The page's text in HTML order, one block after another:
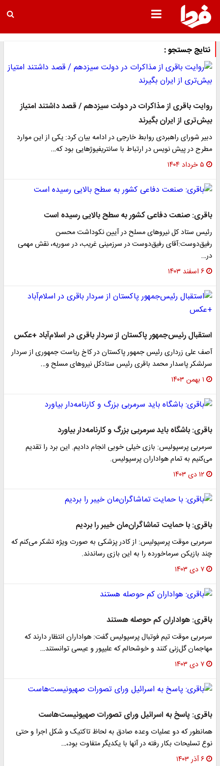
نتایج جستجو :
روایت باقری از مذاکرات در دولت سیزدهم / قصد داشتند امتیاز
بیش‌تری از ایران بگیرند
دبیر شورای راهبردی روابط خارجی در ادامه بیان کرد: یکی از این موارد
مطرح در پیش نویس در ارتباط با سانتریفیوژهایی بود که…
۵ خرداد ۱۴۰۴
باقری: صنعت دفاعی کشور به سطح بالایی رسیده است
رئیس ستاد کل نیرو‌های مسلح در ‌آیین نکوداشت محسن
رفیق‌دوست:آقای رفیق‌دوست در سرزمینی غریب، در سوریه، نقش مهمی
در…
۶ اسفند ۱۴۰۳
استقبال رئیس‌جمهور پاکستان از سردار باقری در اسلام‌آباد +عکس
آصف علی زرداری رئیس جمهور پاکستان در کاخ ریاست جمهوری از سردار
سرلشکر پاسدار محمد باقری رئیس ستادکل نیروهای مسلح و…
۱ بهمن ۱۴۰۳
باقری: باشگاه باید سرمربی بزرگ و کارنامه‌دار بیاورد
سرمربی پرسپولیس: بازی خیلی خوبی انجام دادیم. این برد را تقدیم
می‌کنیم به تمام هواداران پرسپولیس.
۱۲ دی ۱۴۰۳
باقری: با حمایت تماشاگران‌مان خیبر را بردیم
سرمربی موقت پرسپولیس: از کادر پزشکی به صورت ویژه تشکر می‌کنم که
چند بازیکن سرماخورده را به این بازی رساندند.
۷ دی ۱۴۰۳
باقری: هواداران کم حوصله هستند
سرمربی موقت تیم فوتبال پرسپولیس گفت: هواداران انتظار دارند که
مهاجمان گل‌زنی کنند و خوشحالم که علیپور و عیسی توانستند…
۷ دی ۱۴۰۳
باقری: پاسخ به اسرائیل ورای تصورات صهیونیست‌هاست
همانطور که دو عملیات وعده صادق به لحاظ تاکتیک و شکل اجرا و حتی
نوع تسلیحات بکار رفته در آنها با یکدیگر متفاوت بود،…
۶ آذر ۱۴۰۳